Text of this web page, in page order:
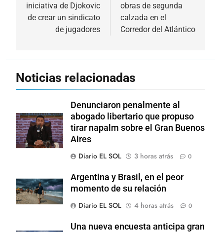
entradas
iniciativa de Djokovic
de crear un sindicato
de jugadores
obras de segunda
calzada en el
Corredor del Atlántico
Noticias relacionadas
Denunciaron penalmente al
abogado libertario que propuso
tirar napalm sobre el Gran Buenos
Aires
Diario EL SOL
3 horas atrás 0
Argentina y Brasil, en el peor
momento de su relación
Diario EL SOL
4 horas atrás 0
Una nueva encuesta anticipa gran